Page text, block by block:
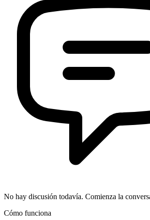
No hay discusión todavía. Comienza la
Cómo funciona